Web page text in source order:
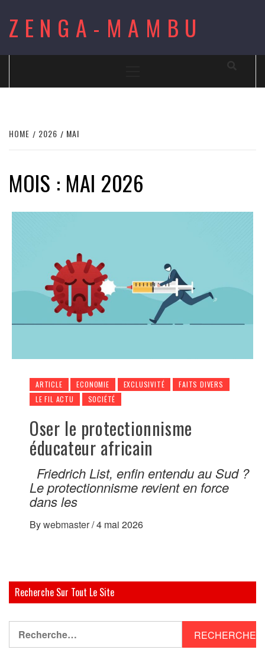
content
ZENGA-MAMBU
HOME 2026 MAI
MOIS : MAI 2026
ARTICLE ECONOMIE EXCLUSIVITÉ
FAITS DIVERS
LE FIL ACTU
SOCIÉTÉ
Oser le protectionnisme
éducateur africain
Friedrich List, enfin entendu au Sud ?
Le protectionnisme revient en force
dans les
Bywebmaster/4 mai 2026
Recherche Sur Tout Le Site